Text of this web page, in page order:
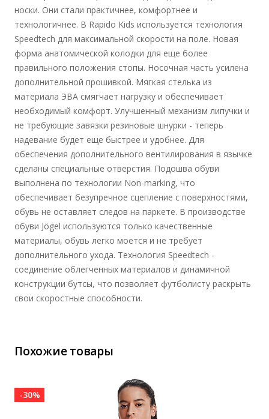
носки. Они стали практичнее, комфортнее и
технологичнее. В Rapido Kids используется технология
Speedtech для максимальной скорости на поле. Новая
форма анатомической колодки для еще более
правильного положения стопы. Носочная часть усилена
дополнительной прошивкой. Мягкая стелька из
материала ЭВА смягчает нагрузку и обеспечивает
необходимый комфорт. Улучшенный механизм липучки и
не требующие завязки резиновые шнурки - теперь
надевание будет еще быстрее и удобнее. Для
обеспечения дополнительного вентилирования в язычке
сделаны специальные отверстия. Подошва обуви
выполнена по технологии Non-marking, что
обеспечивает безупречное сцепление с поверхностями,
обувь не оставляет следов на паркете. В производстве
обуви Jögel используются только качественные
материалы, обувь легко моется и не требует
дополнительного ухода. Технология Speedtech -
соединение облегченных материалов и динамичной
конструкции бутсы, что позволяет футболисту раскрыть
свои скоростные способности.
Похожие товары
-30%